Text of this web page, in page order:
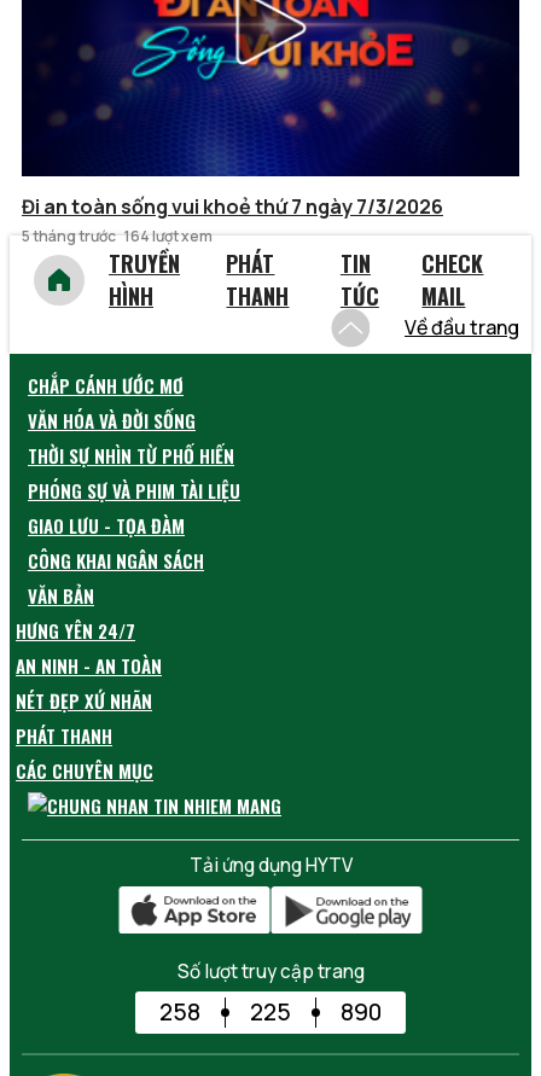
Đi an toàn sống vui khoẻ thứ 7 ngày 7/3/2026
5 tháng trước 164 lượt xem
TRUYỀN
HÌNH
PHÁT
THANH
TIN
TỨC
CHECK
MAIL
Về đầu trang
CHẮP CÁNH ƯỚC MƠ
VĂN HÓA VÀ ĐỜI SỐNG
THỜI SỰ NHÌN TỪ PHỐ HIẾN
PHÓNG SỰ VÀ PHIM TÀI LIỆU
GIAO LƯU - TỌA ĐÀM
CÔNG KHAI NGÂN SÁCH
VĂN BẢN
HƯNG YÊN 24/7
AN NINH - AN TOÀN
NÉT ĐẸP XỨ NHÃN
PHÁT THANH
CÁC CHUYÊN MỤC
Tải ứng dụng HYTV
Số lượt truy cập trang
258 225 890